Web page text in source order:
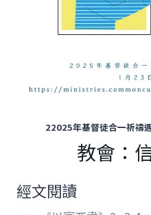
22025年基督徒合一祈
教會：
經文閱讀